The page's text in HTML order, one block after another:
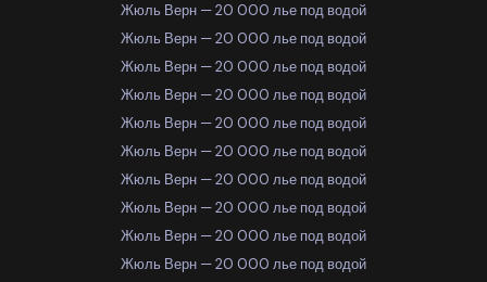
Жюль Верн — 20 000 лье под водой
Жюль Верн — 20 000 лье под водой
Жюль Верн — 20 000 лье под водой
Жюль Верн — 20 000 лье под водой
Жюль Верн — 20 000 лье под водой
Жюль Верн — 20 000 лье под водой
Жюль Верн — 20 000 лье под водой
Жюль Верн — 20 000 лье под водой
Жюль Верн — 20 000 лье под водой
Жюль Верн — 20 000 лье под водой